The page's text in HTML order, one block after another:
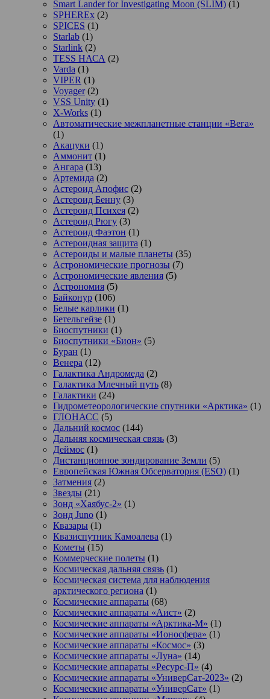
Smart Lander for Investigating Moon (SLIM) (1)
SPHEREx (2)
SPICES (1)
Starlab (1)
Starlink (2)
TESS НАСА (2)
Varda (1)
VIPER (1)
Voyager(2)
VSS Unity (1)
X-Works (1)
Автоматические межпланетные станции «Вега»
(1)
Акацуки (1)
Аммонит (1)
Ангара (13)
Артемида (2)
Астероид Апофис (2)
Астероид Бенну (3)
Астероид Психея (2)
Астероид Рюгу (3)
Астероид Фаэтон (1)
Астероидная защита (1)
Астероиды и малые планеты (35)
Астрономические прогнозы (7)
Астрономические явления (5)
Астрономия (5)
Байконур (106)
Белые карлики (1)
Бетельгейзе (1)
Биоспутники (1)
Биоспутники «Бион» (5)
Буран (1)
Венера (12)
Галактика Андромеда (2)
Галактика Млечный путь (8)
Галактики (24)
Гидрометеорологические спутники «Арктика» (1)
ГЛОНАСС (5)
Дальний космос (144)
Дальняя космическая связь (3)
Деймос (1)
Дистанционное зондирование Земли (5)
Европейская Южная Обсерватория (ESO) (1)
Затмения (2)
Звезды (21)
Зонд «Хаябус-2» (1)
Зонд Juno (1)
Квазары (1)
Квазиспутник Камоалева (1)
Кометы (15)
Коммерческие полеты (1)
Космическая дальняя связь (1)
Космическая система для наблюдения
арктического региона (1)
Космические аппараты (68)
Космические аппараты «Аист» (2)
Космические аппараты «Арктика-М» (1)
Космические аппараты «Ионосфера» (1)
Космические аппараты «Космос» (3)
Космические аппараты «Луна» (14)
Космические аппараты «Ресурс-П» (4)
Космические аппараты «УниверСат-2023» (2)
Космические аппараты «УниверСат» (1)